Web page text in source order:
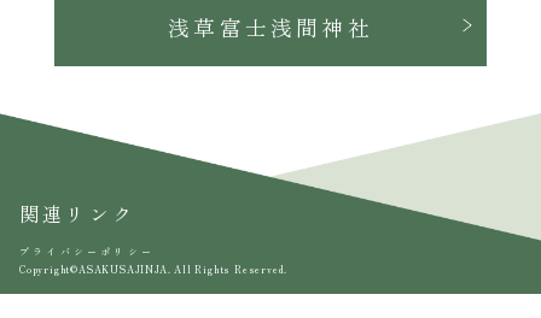
浅草富士浅間神社
関連リンク
プライバシーポリシー
Copyright©ASAKUSAJINJA. All Rights Reserved.